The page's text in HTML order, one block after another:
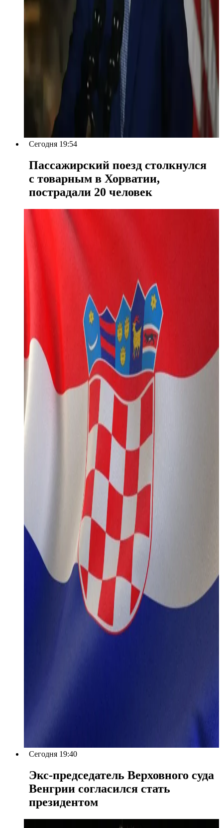
Сегодня 19:54
Пассажирский поезд столкнулся
с товарным в Хорватии,
пострадали 20 человек
Сегодня 19:40
Экс-председатель Верховного суда
Венгрии согласился стать
президентом